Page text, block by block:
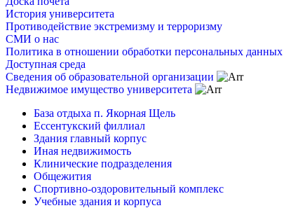
История университета
Противодействие экстремизму и терроризму
СМИ о нас
Политика в отношении обработки персональных данных
Доступная среда
Сведения об образовательной организации
Недвижимое имущество университета
База отдыха п. Якорная Щель
Ессентукский филлиал
Здания главный корпус
Иная недвижимость
Клинические подразделения
Общежития
Спортивно-оздоровительный комплекс
Учебные здания и корпуса